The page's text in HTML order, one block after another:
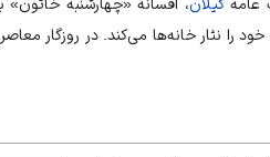
را نثار خانه‌ها می‌کند. در روزگار